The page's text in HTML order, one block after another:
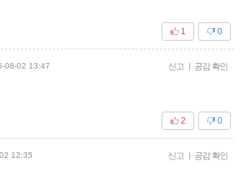
0
1
08-02 13:47 신고 | 공감 확인
0
2
12:35 신고 | 공감 확인